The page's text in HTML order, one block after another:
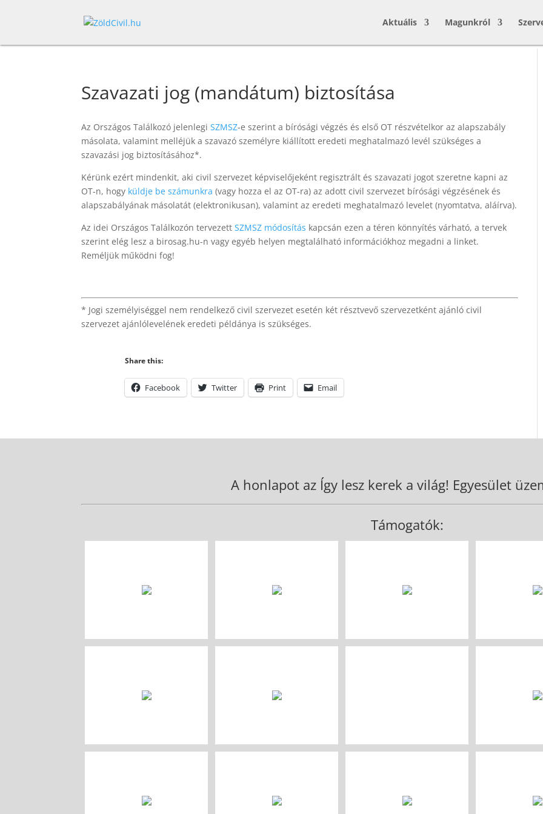
Aktuális Magunkról
Szavazati jog (mandátum) biztosítása
Az Országos Találkozó jelenlegiSZMSZ-e szerint a bírósági végzés és első OT részvételkor az alapszabály
másolata, valamint melléjük a szavazó személyre kiállított eredeti meghatalmazó levél szükséges a
szavazási jog biztosításához*.
Kérünk ezért mindenkit, aki civil szervezet képviselőjeként regisztrált és szavazati jogot szeretne kapni az
OT-n, hogy küldje be számunkra (vagy hozza el az OT-ra) az adott civil szervezet bírósági végzésének és
alapszabályának másolatát (elektronikusan), valamint az eredeti meghatalmazó levelet (nyomtatva, aláírva).
Az idei Országos Találkozón tervezettSZMSZ módosítás kapcsán ezen a téren könnyítés várható, a tervek
szerint elég lesz a birosag.hu-n vagy egyéb helyen megtalálható információkhoz megadni a linket.
Reméljük működni fog!
* Jogi személyiséggel nem rendelkező civil szervezet esetén két résztvevő szervezetként ajánló civil
szervezet ajánlólevelének eredeti példánya is szükséges.
Share this:
Facebook Twitter Print Email
A honlapot az Így lesz kerek a világ! Egyesület
Támogatók: